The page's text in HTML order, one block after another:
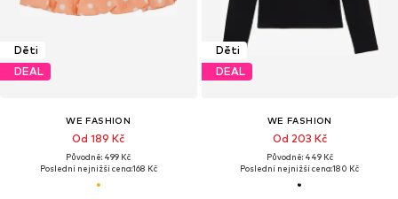
Děti
DEAL
WE FASHION
Od 189 Kč
Původně: 499 Kč
Poslední nejnižší cena:168 Kč
Děti
DEAL
WE FASHION
Od 203 Kč
Původně: 449 Kč
Poslední nejnižší cena:180 Kč